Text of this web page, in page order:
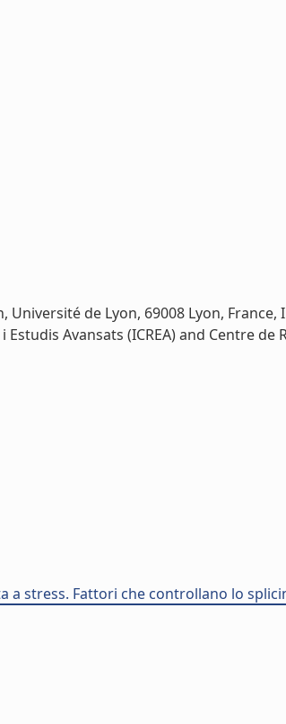
Université de Lyon, 69008 Lyon,
Avansats (ICREA) and Centre
stress. Fattori che controllano lo